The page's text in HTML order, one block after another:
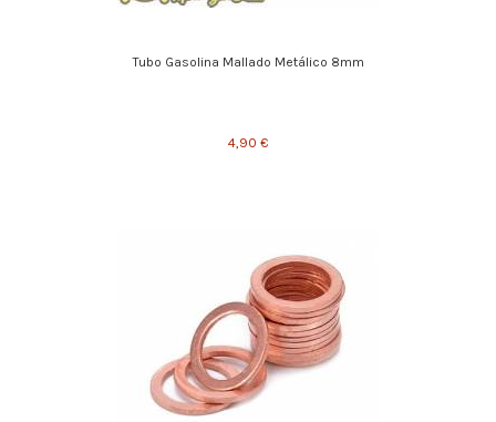
Tubo Gasolina Mallado Metálico 8mm
4,90 €